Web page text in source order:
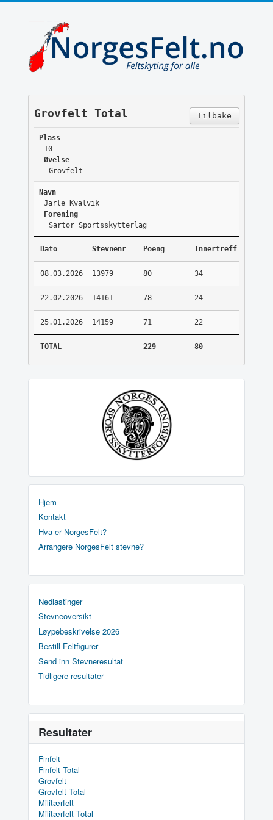
Tilbake
Grovfelt Total
Plass
10
Øvelse
Grovfelt
Navn
Jarle Kvalvik
Forening
Sartor Sportsskytterlag
Dato Stevnenr Poeng Innertreff
08.03.2026 13979 80 34
22.02.2026 14161 78 24
25.01.2026 14159 71 22
TOTAL 229 80
Hjem
Kontakt
Hva er NorgesFelt?
Arrangere NorgesFelt stevne?
Nedlastinger
Stevneoversikt
Løypebeskrivelse 2026
Bestill Feltfigurer
Send inn Stevneresultat
Tidligere resultater
Resultater
Finfelt
Finfelt Total
Grovfelt
Grovfelt Total
Militærfelt
Militærfelt Total